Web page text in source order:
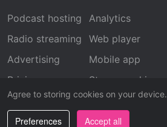
Agree to storing cookies on your device.
Preferences Accept all
LinkedInFacebook
Podcast hosting
Radio streaming
Advertising
Pricing
Analytics
Web player
Mobile app
Stream archive
Recognition